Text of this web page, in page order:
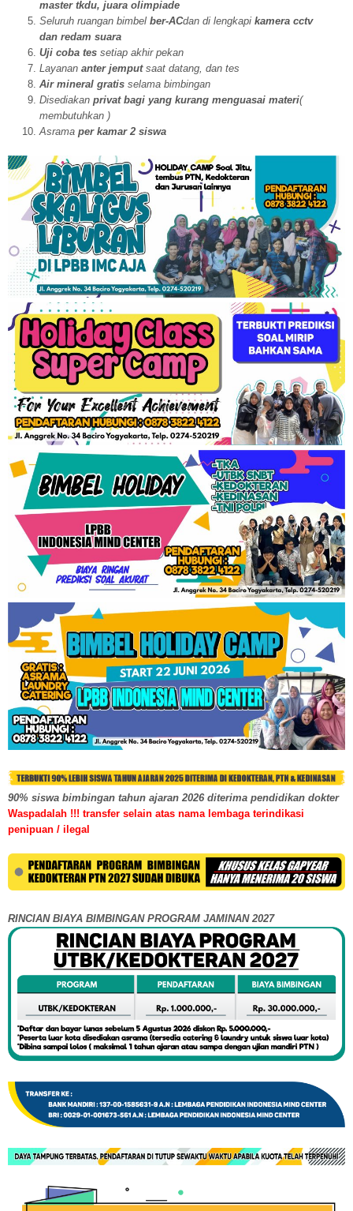
master tkdu, juara olimpiade
Seluruh ruangan bimbel ber-ACdan di lengkapi kamera cctv
dan redam suara
Uji coba tes setiap akhir pekan
Layanan anter jemput saat datang, dan tes
Air mineral gratis selama bimbingan
Disediakan privat bagi yang kurang menguasai materi(
membutuhkan )
Asrama per kamar 2 siswa
90% siswa bimbingan tahun ajaran 2026 diterima pendidikan dokter
Waspadalah !!! transfer selain atas nama lembaga terindikasi
penipuan / ilegal
RINCIAN BIAYA BIMBINGAN PROGRAM JAMINAN 2027